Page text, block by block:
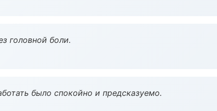
головной боли.
было спокойно и предсказуемо.